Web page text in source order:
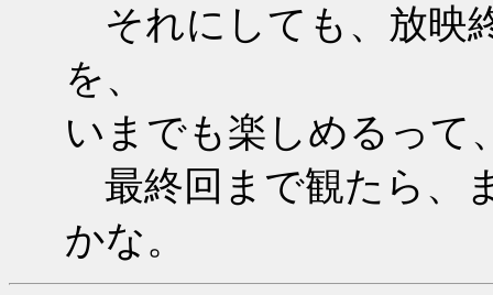
それにしても、放映
を、
いまでも楽しめるって
最終回まで観たら、
かな。